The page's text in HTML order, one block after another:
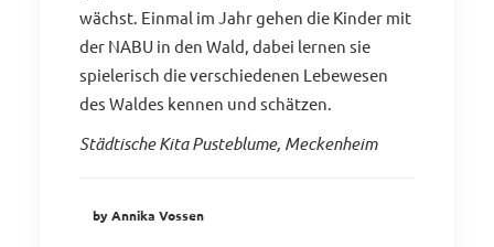
wächst. Einmal im Jahr gehen die Kinder mit
der NABU in den Wald, dabei lernen sie
spielerisch die verschiedenen Lebewesen
des Waldes kennen und schätzen.
Städtische Kita Pusteblume, Meckenheim
by Annika Vossen